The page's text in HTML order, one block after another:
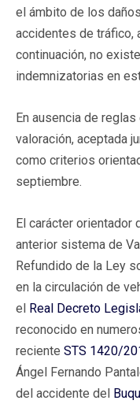
el ámbito de los
accidentes de tráfico,
continuación, no
indemnizatorias en
En ausencia de
valoración, aceptada
como criterios
septiembre.
El carácter
anterior sistema de
Refundido de la Ley
en la circulación de
el Real Decreto
reconocido en
reciente STS 1420/
Ángel Fernando
del accidente del